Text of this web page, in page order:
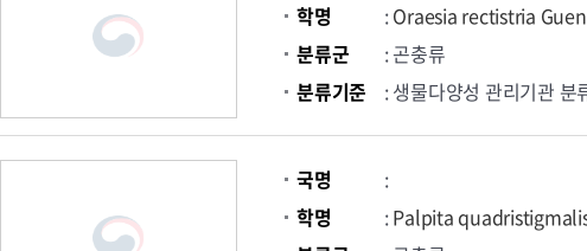
학명
:Oraesia rectistria
분류군
: 곤충류
분류기준
: 생물다양성 관리기관 분
국명
:
학명
:Palpita